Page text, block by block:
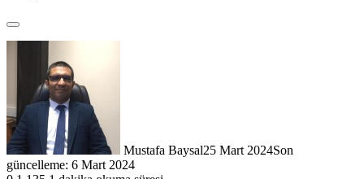
Mustafa Baysal25 Mart 2024Son
güncelleme: 6 Mart 2024